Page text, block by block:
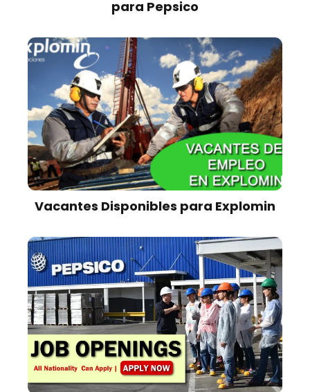
para Pepsico
Vacantes Disponibles para Explomin